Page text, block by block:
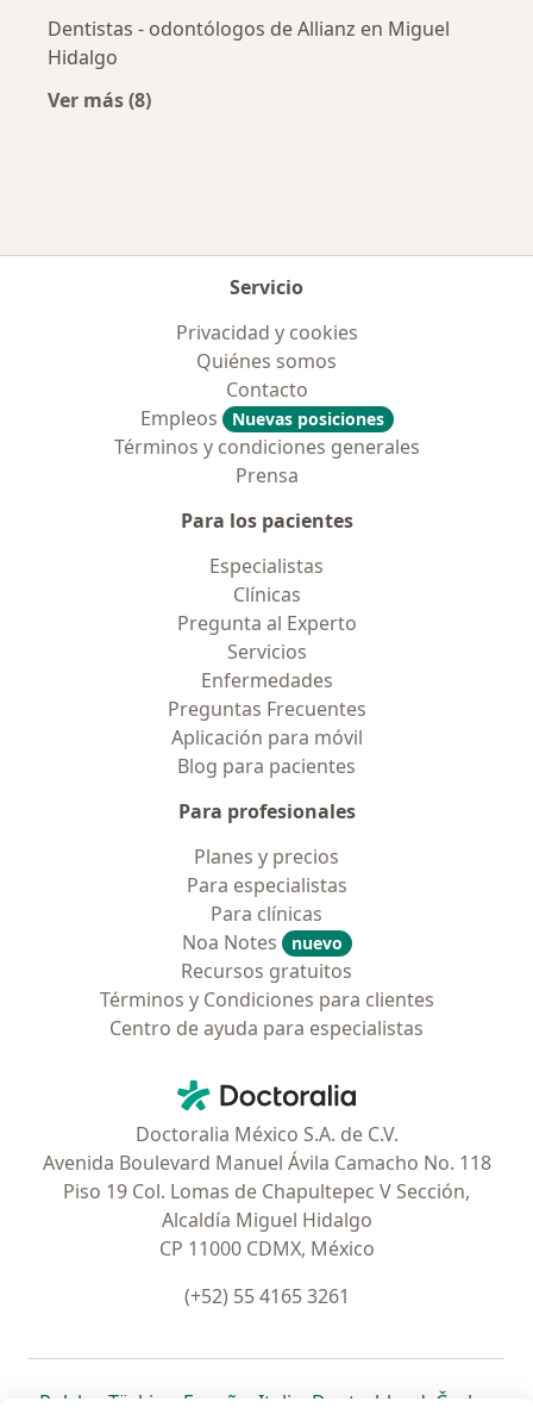
Dentistas - odontólogos de Allianz en Miguel
Hidalgo
Ver más (8)
Servicio
Privacidad y cookies
Quiénes somos
Contacto
Empleos
Nuevas posiciones
Términos y condiciones generales
Prensa
Para los pacientes
Especialistas
Clínicas
Pregunta al Experto
Servicios
Enfermedades
Preguntas Frecuentes
Aplicación para móvil
Blog para pacientes
Para profesionales
Planes y precios
Para especialistas
Para clínicas
Noa Notes
nuevo
Recursos gratuitos
Términos y Condiciones para clientes
Centro de ayuda para especialistas
Doctoralia - Página de inicio
Doctoralia México S.A. de C.V.
Avenida Boulevard Manuel Ávila Camacho No. 118
Piso 19 Col. Lomas de Chapultepec V Sección,
Alcaldía Miguel Hidalgo
CP 11000 CDMX, México
(+52) 55 4165 3261
Polska se abre en una nueva pestaña
Türkiye se abre en una nueva pestaña
España se abre en una nueva pestaña
Italia se abre en una nueva
Deutschlandse abre en
Česko